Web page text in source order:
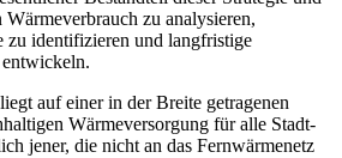
zu analysieren,
zu identifizieren und langfristige
auf einer in der Breite getragenen
Wärmeversorgung für alle Stadt-
jener, die nicht an das Fernwärmenetz